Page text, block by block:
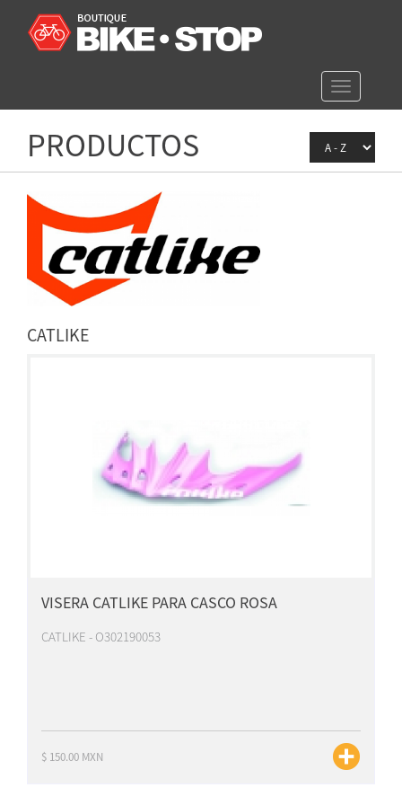
Toggle
navigation
PRODUCTOS
CATLIKE
VISERA CATLIKE PARA CASCO ROSA
CATLIKE - O302190053
$ 150.00 MXN